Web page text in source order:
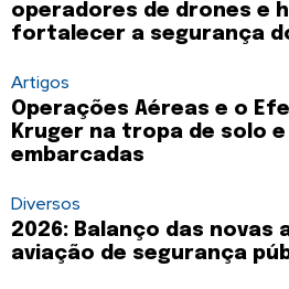
operadores de drones e
fortalecer a segurança
Artigos
Operações Aéreas e o
Kruger na tropa de solo
embarcadas
Diversos
2026: Balanço das novas
aviação de segurança